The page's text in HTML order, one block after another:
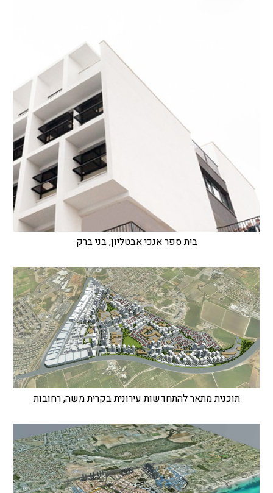
בית ספר אנכי אבטליון, בני ברק
תוכנית מתאר להתחדשות עירונית בקרית משה, רחובות